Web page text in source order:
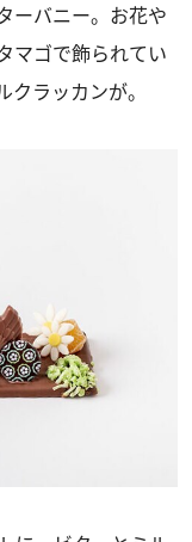
ーバニー。お花や
マゴで飾られてい
ラッカンが。